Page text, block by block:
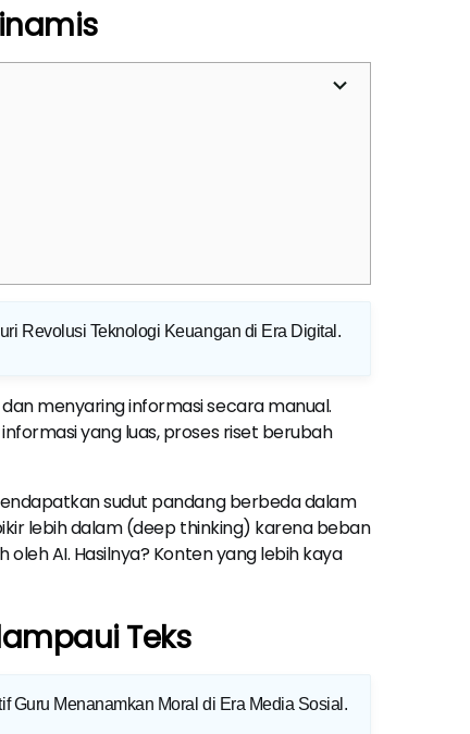
Revolusi Teknologi Keuangan di Era Digital .
menyaring informasi secara manual.
yang luas, proses riset berubah
sudut pandang berbeda dalam
lebih dalam (deep thinking) karena beban
AI. Hasilnya? Konten yang lebih kaya
Teks
Guru Menanamkan Moral di Era Media Sosial .